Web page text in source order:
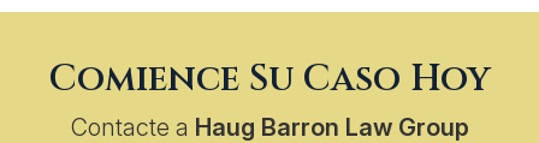
Comience Su Caso Hoy
Contacte a Haug Barron Law Group